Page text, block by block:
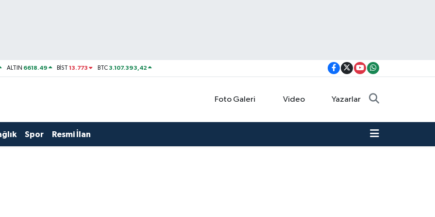
ALTIN 6618.49 BİST13.773 BTC3.107.393,42
Foto Galeri Video Yazarlar
Spor Resmi İlan